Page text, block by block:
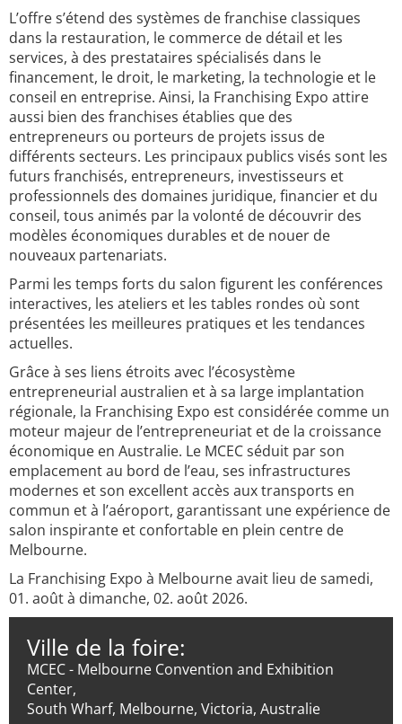
L’offre s’étend des systèmes de franchise classiques
dans la restauration, le commerce de détail et les
services, à des prestataires spécialisés dans le
financement, le droit, le marketing, la technologie et le
conseil en entreprise. Ainsi, la Franchising Expo attire
aussi bien des franchises établies que des
entrepreneurs ou porteurs de projets issus de
différents secteurs. Les principaux publics visés sont les
futurs franchisés, entrepreneurs, investisseurs et
professionnels des domaines juridique, financier et du
conseil, tous animés par la volonté de découvrir des
modèles économiques durables et de nouer de
nouveaux partenariats.
Parmi les temps forts du salon figurent les conférences
interactives, les ateliers et les tables rondes où sont
présentées les meilleures pratiques et les tendances
actuelles.
Grâce à ses liens étroits avec l’écosystème
entrepreneurial australien et à sa large implantation
régionale, la Franchising Expo est considérée comme un
moteur majeur de l’entrepreneuriat et de la croissance
économique en Australie. Le MCEC séduit par son
emplacement au bord de l’eau, ses infrastructures
modernes et son excellent accès aux transports en
commun et à l’aéroport, garantissant une expérience de
salon inspirante et confortable en plein centre de
Melbourne.
La Franchising Expo à Melbourne avait lieu de samedi,
01. août à dimanche, 02. août 2026.
Ville de la foire:
MCEC - Melbourne Convention and Exhibition
Center,
South Wharf, Melbourne, Victoria, Australie